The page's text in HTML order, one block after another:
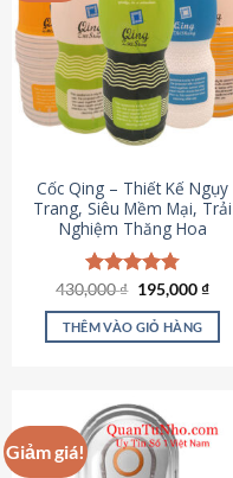
Cốc Qing – Thiết Kế Ngụy
Trang, Siêu Mềm Mại, Trải
Nghiệm Thăng Hoa
Được xếp
hạng4.78
5 sao
430,000₫ Giá
là:
430,000 ₫.
195,000₫Giá
tại
THÊM VÀO GIỎ HÀNG
Giảm giá!